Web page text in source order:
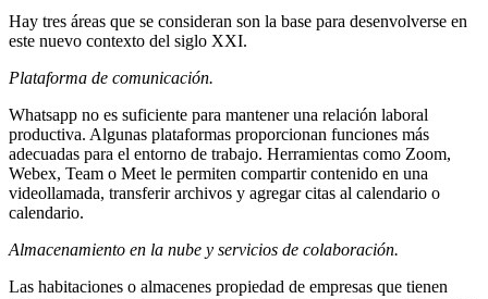
Hay tres áreas que se consideran son la base para desenvolverse en
este nuevo contexto del siglo XXI.
Plataforma de comunicación.
Whatsapp no ​​es suficiente para mantener una relación laboral
productiva. Algunas plataformas proporcionan funciones más
adecuadas para el entorno de trabajo. Herramientas como Zoom,
Webex, Team o Meet le permiten compartir contenido en una
videollamada, transferir archivos y agregar citas al calendario o
calendario.
Almacenamiento en la nube y servicios de colaboración.
Las habitaciones o almacenes propiedad de empresas que tienen